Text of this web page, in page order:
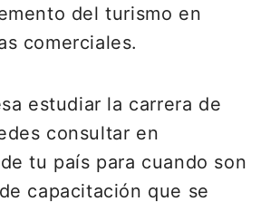
del turismo en
comerciales.
estudiar la carrera de
consultar en
tu país para cuando son
capacitación que se